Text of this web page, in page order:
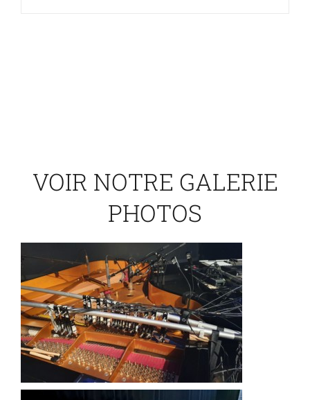
VOIR NOTRE GALERIE
PHOTOS